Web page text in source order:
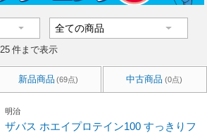
25 件まで表示
新品商品 (69点) 中古商品 (0点)
明治
ザバス ホエイプロテイン100 すっきりフ